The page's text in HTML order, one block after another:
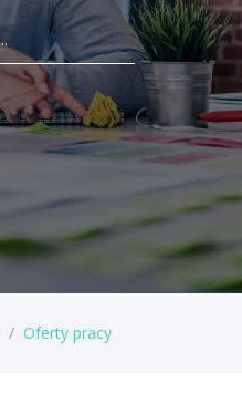
/ Oferty pracy